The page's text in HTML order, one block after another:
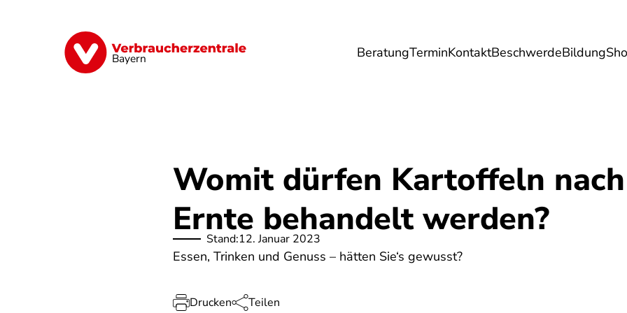
Bayern BeratungTerminKontaktBeschwerdeBildung
Finanzen Digitales Lebensmittel Umwelt Gesundheit Energie
Womit dürfen Kartoffeln
Ernte behandelt werden?
Stand:12. Januar 2023
Essen, Trinken und Genuss – hätten Sie‘s gewusst?
Drucken Teilen